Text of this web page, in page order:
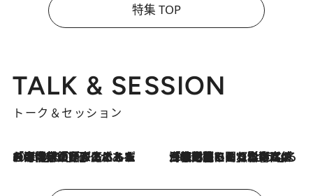
特集 TOP
TALK & SESSION
トーク＆セッション
2026.8.3
「今後値上げがあるとすれば…」「リスクがあるのは今年の冬」エネルギー専門家が語る、ホルムズ海峡封鎖が家庭にもたらす“ある心配” 2026.8.3
「住宅建てられない…」「サーチャージ料の高値が続いている」ホルムズ海峡封鎖による影響はいつまで続く？《エネルギー専門家に聞く“どうなる日本の暮らし”》